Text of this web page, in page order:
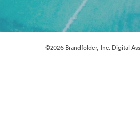
©2026 Brandfolder, Inc. Digital
·